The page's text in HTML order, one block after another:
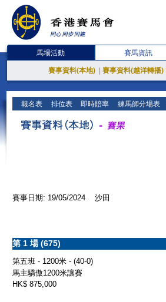
馬場活動 賽馬資訊
賽事資料(本地) 賽事資料(越洋轉播)
報名表 排位表 即時賠率 練馬師分場表
賽事日期: 19/05/2024 沙田
第 1 場 (675)
第五班 - 1200米 - (40-0)
馬主驕傲1200米讓賽
HK$ 875,000